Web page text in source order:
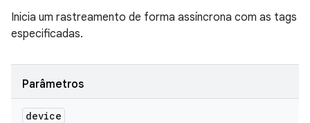
Inicia um rastreamento de forma assíncrona com as tags
especificadas.
Parâmetros
device